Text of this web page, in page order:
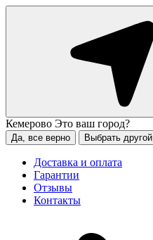
Кемерово Это ваш город?
Да, все верно Выбрать другой
Доставка и оплата
Гарантии
Отзывы
Контакты